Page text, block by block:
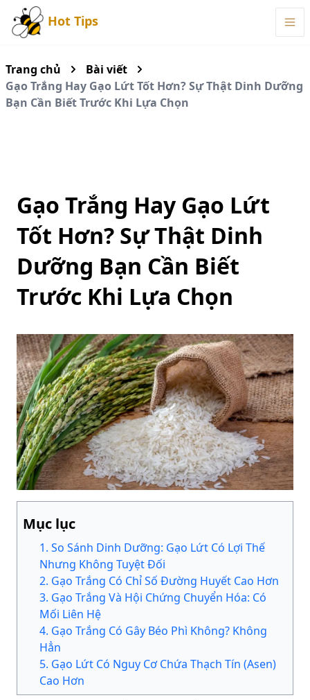
Hot Tips
Trang chủ
Bài viết
Gạo Trắng Hay Gạo Lứt Tốt Hơn? Sự Thật Dinh Dưỡng
Bạn Cần Biết Trước Khi Lựa Chọn
Gạo Trắng Hay Gạo Lứt
Tốt Hơn? Sự Thật Dinh
Dưỡng Bạn Cần Biết
Trước Khi Lựa Chọn
Mục lục
1. So Sánh Dinh Dưỡng: Gạo Lứt Có Lợi Thế
Nhưng Không Tuyệt Đối
2. Gạo Trắng Có Chỉ Số Đường Huyết Cao Hơn
3. Gạo Trắng Và Hội Chứng Chuyển Hóa: Có
Mối Liên Hệ
4. Gạo Trắng Có Gây Béo Phì Không? Không
Hẳn
5. Gạo Lứt Có Nguy Cơ Chứa Thạch Tín (Asen)
Cao Hơn